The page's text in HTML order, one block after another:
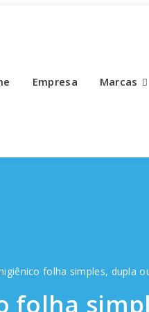
Empresa Marcas
folha simples, dupla
folha